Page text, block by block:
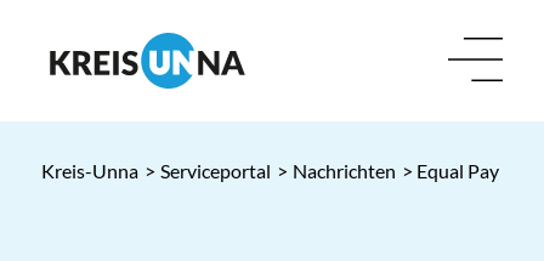
Kreis-Unna > Serviceportal > Nachrichten > Equal Pay Day